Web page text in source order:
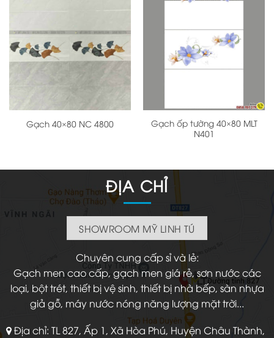
Gạch 40×80 NC 4800
Gạch ốp tường 40×80 MLT
N401
ĐỊA CHỈ
SHOWROOM MỸ LINH TÚ
Chuyên cung cấp sỉ và lẻ:
Gạch men cao cấp, gạch men giá rẻ, sơn nước các
loại, bột trét, thiết bị vệ sinh, thiết bị nhà bếp, sàn nhựa
giả gỗ, máy nước nóng năng lượng mặt trời...
Địa chỉ: TL 827, Ấp 1, Xã Hòa Phú, Huyện Châu Thành,